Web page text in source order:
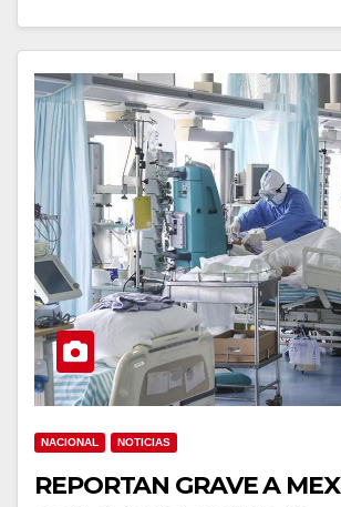
NACIONAL NOTICIAS
REPORTAN GRAVE A